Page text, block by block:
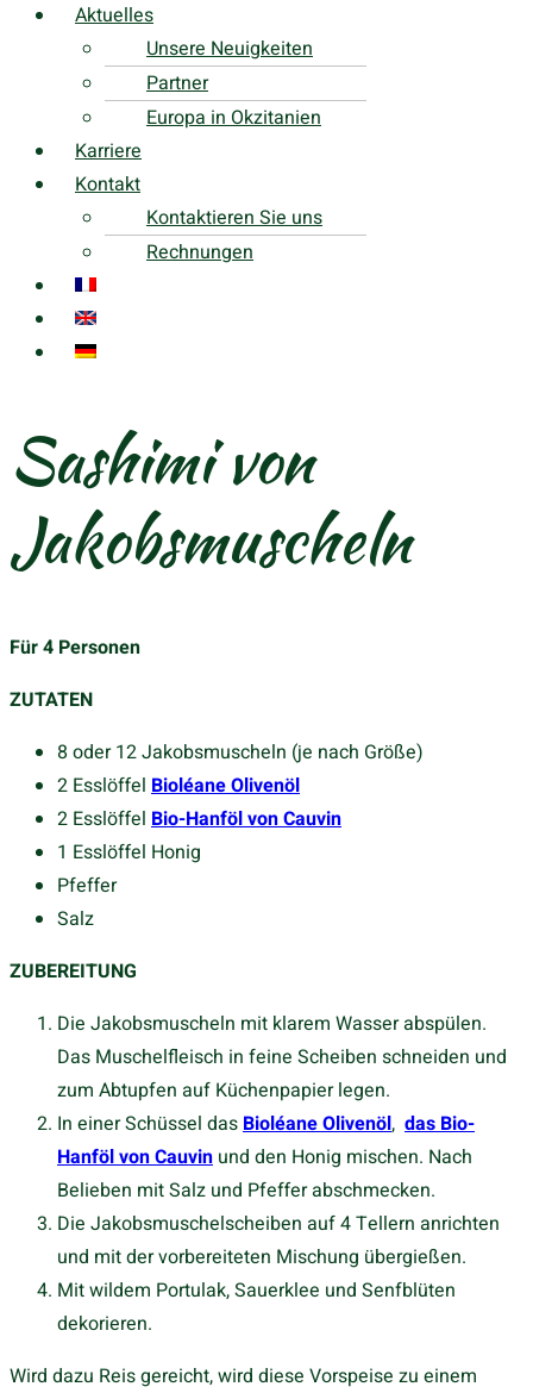
Aktuelles
Unsere Neuigkeiten
Partner
Europa in Okzitanien
Karriere
Kontakt
Kontaktieren Sie uns
Rechnungen
Sashimi von
Jakobsmuscheln
Für 4 Personen
ZUTATEN
8 oder 12 Jakobsmuscheln (je nach Größe)
2 Esslöffel Bioléane Olivenöl
2 Esslöffel Bio-Hanföl von Cauvin
1 Esslöffel Honig
Pfeffer
Salz
ZUBEREITUNG
Die Jakobsmuscheln mit klarem Wasser abspülen.
Das Muschelfleisch in feine Scheiben schneiden und
zum Abtupfen auf Küchenpapier legen.
In einer Schüssel dasBioléane Olivenöl, das Bio-
Hanföl von Cauvin und den Honig mischen. Nach
Belieben mit Salz und Pfeffer abschmecken.
Die Jakobsmuschelscheiben auf 4 Tellern anrichten
und mit der vorbereiteten Mischung übergießen.
Mit wildem Portulak, Sauerklee und Senfblüten
dekorieren.
Wird dazu Reis gereicht, wird diese Vorspeise zu einem